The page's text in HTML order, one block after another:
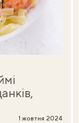
1 жовтня 2024